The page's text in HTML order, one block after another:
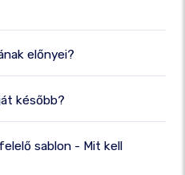
előnyei?
később?
sablon - Mit kell